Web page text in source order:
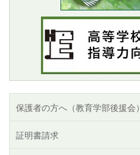
保護者の方へ（教育学部後援会）
証明書請求